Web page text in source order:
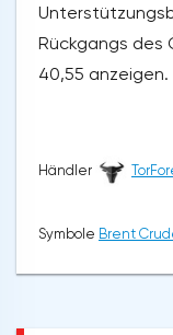
Rückgangs des
40,55 anzeigen.
Händler
Symbole Brent